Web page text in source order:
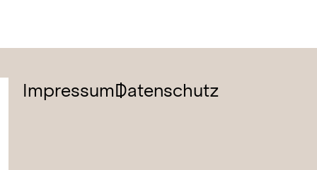
ImpressumDatenschutz